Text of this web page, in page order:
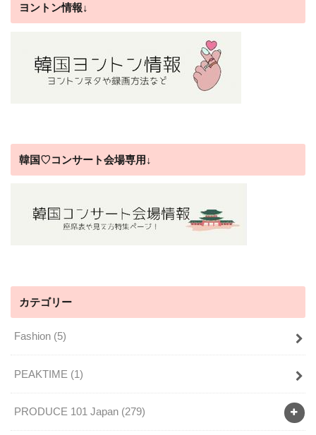
ヨントン情報↓
韓国♡コンサート会場専用↓
カテゴリー
Fashion (5)
PEAKTIME (1)
PRODUCE 101 Japan (279)